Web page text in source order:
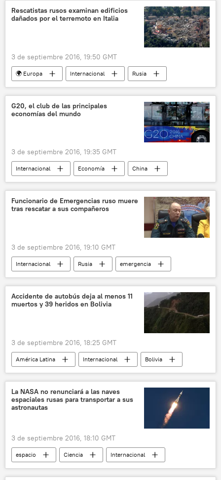
Ratnik
armamento
futuro
noticias
Rescatistas rusos examinan edificios
dañados por el terremoto en Italia
3 de septiembre 2016, 19:50 GMT
🌍 Europa Internacional
Rusia
Italia
Amatrice
Ministerio de Emergencias de Rusia
rescatistas
terremoto
G20, el club de las principales
economías del mundo
3 de septiembre 2016, 19:35 GMT
Internacional Economía
China
G20
historia
Cumbre del G20 en Hangzhou (2016)
🌏 Asia
Unión Europea (UE)
noticias
Funcionario de Emergencias ruso muere
tras rescatar a sus compañeros
3 de septiembre 2016, 19:10 GMT
Internacional Rusia
emergencia
Lionrock (tifón)
noticias
Accidente de autobús deja al menos 11
muertos y 39 heridos en Bolivia
3 de septiembre 2016, 18:25 GMT
América Latina Internacional
Bolivia
accidentes de tránsito
noticias
La NASA no renunciará a las naves
espaciales rusas para transportar a sus
astronautas
3 de septiembre 2016, 18:10 GMT
espacio Ciencia
Internacional
Rusia
América del Norte
EEUU